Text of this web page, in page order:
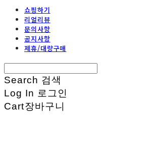
쇼핑하기
리얼리뷰
문의사항
공지사항
제휴/대량구매
Search 검색
Log In 로그인
Cart장바구니